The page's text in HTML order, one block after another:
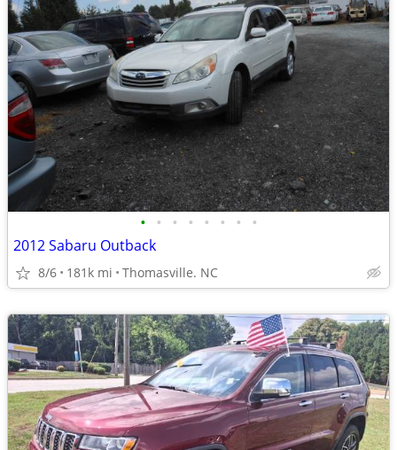
• • • • • • • •
2012 Sabaru Outback
8/6 181k mi Thomasville. NC